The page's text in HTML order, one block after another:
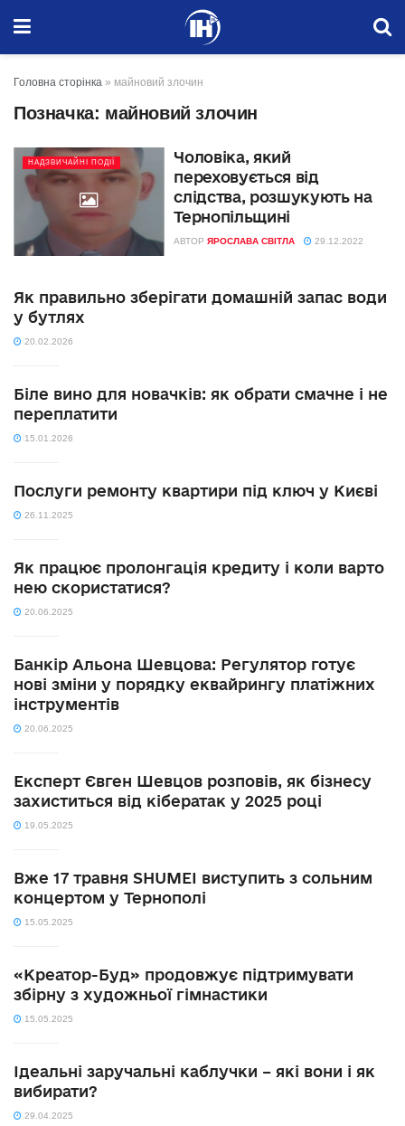
Головна сторінка » майновий злочин
Позначка: майновий злочин
НАДЗВИЧАЙНІ ПОДІЇ
Чоловіка, який
переховується від
слідства, розшукують на
Тернопільщині
АВТОР ЯРОСЛАВА СВІТЛА 29.12.2022
Як правильно зберігати домашній запас води
у бутлях
20.02.2026
Біле вино для новачків: як обрати смачне і не
переплатити
15.01.2026
Послуги ремонту квартири під ключ у Києві
26.11.2025
Як працює пролонгація кредиту і коли варто
нею скористатися?
20.06.2025
Банкір Альона Шевцова: Регулятор готує
нові зміни у порядку еквайрингу платіжних
інструментів
20.06.2025
Експерт Євген Шевцов розповів, як бізнесу
захиститься від кібератак у 2025 році
19.05.2025
Вже 17 травня SHUMEI виступить з сольним
концертом у Тернополі
15.05.2025
«Креатор-Буд» продовжує підтримувати
збірну з художньої гімнастики
15.05.2025
Ідеальні заручальні каблучки – які вони і як
вибирати?
29.04.2025